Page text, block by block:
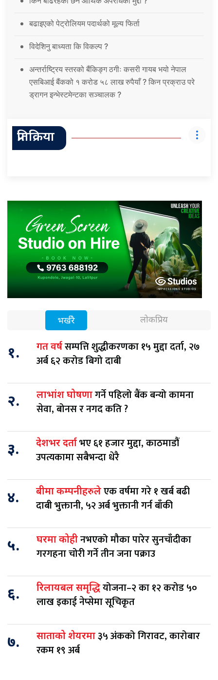
बढाइएको पेट्रोलियम पदार्थको मूल्य फिर्ता
विदेशिनु बाध्यता कि विकल्प ?
अन्तर्राष्ट्रिय स्तरको बैंकिङ्ग ठगीः कसरी गायब भयो नेपाल
एसबिआई बैंकको १ करोड ५८ लाख रुपैयाँ ? किन प्रक्राउ परे
ड्रागन इन्भेस्टमेन्टका सञ्चालक ?
प्रतिक्रिया
भर्खरै लोकप्रिय
१. गत वर्षसम्पत्ति शुद्धीकरणका १५ मुद्दा दर्ता, २७
अर्ब ६२ करोड बिगो दाबी
२. लाभांश घोषणागर्ने पहिलो बैंक बन्यो कामना
सेवा, बोनस र नगद कति ?
३. देशभर दर्ताभए ६१ हजार मुद्दा, काठमाडौं
उपत्यकामा सबैभन्दा धेरै
४. बीमा कम्पनीहरुलेएक वर्षमा गरे १ खर्ब बढी
दाबी भुक्तानी, ५२ अर्ब भुक्तानी गर्न बाँकी
५. घरमा कोहीनभएको मौका पारेर सुनचाँदीका
गरगहना चोरी गर्ने तीन जना पक्राउ
६. रिलायबल समृद्धियोजना–२ का १२ करोड ५०
लाख इकाई नेप्सेमा सूचिकृत
७. साताको शेयरमा३५ अंकको गिरावट, कारोबार
रकम १९ अर्ब